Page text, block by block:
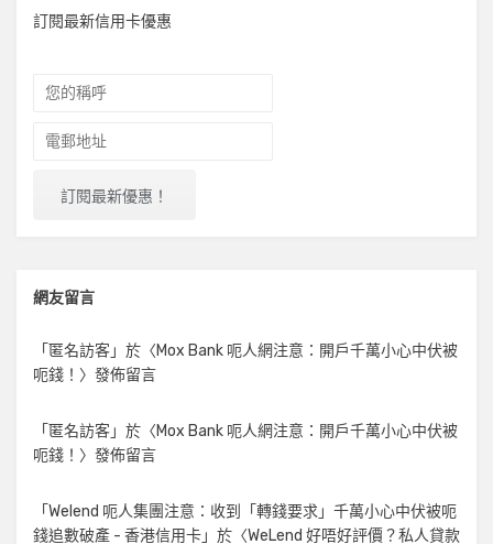
訂閱最新信用卡優惠
網友留言
「匿名訪客」於〈Mox Bank 呃人網注意：開戶千萬小心中伏被
呃錢！ 〉發佈留言
「匿名訪客」於〈Mox Bank 呃人網注意：開戶千萬小心中伏被
呃錢！ 〉發佈留言
「Welend 呃人集團注意：收到「轉錢要求」千萬小心中伏被呃
錢追數破產 - 香港信用卡」於〈WeLend 好唔好評價？私人貸款